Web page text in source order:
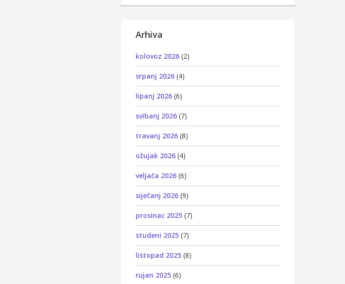
Arhiva
kolovoz 2026 (2)
srpanj 2026 (4)
lipanj 2026 (6)
svibanj 2026 (7)
travanj 2026 (8)
ožujak 2026 (4)
veljača 2026 (6)
siječanj 2026 (9)
prosinac 2025 (7)
studeni 2025 (7)
listopad 2025 (8)
rujan 2025 (6)